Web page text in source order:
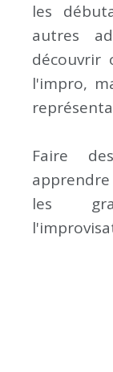
les
autres
découvrir
l'impro,
Faire
les